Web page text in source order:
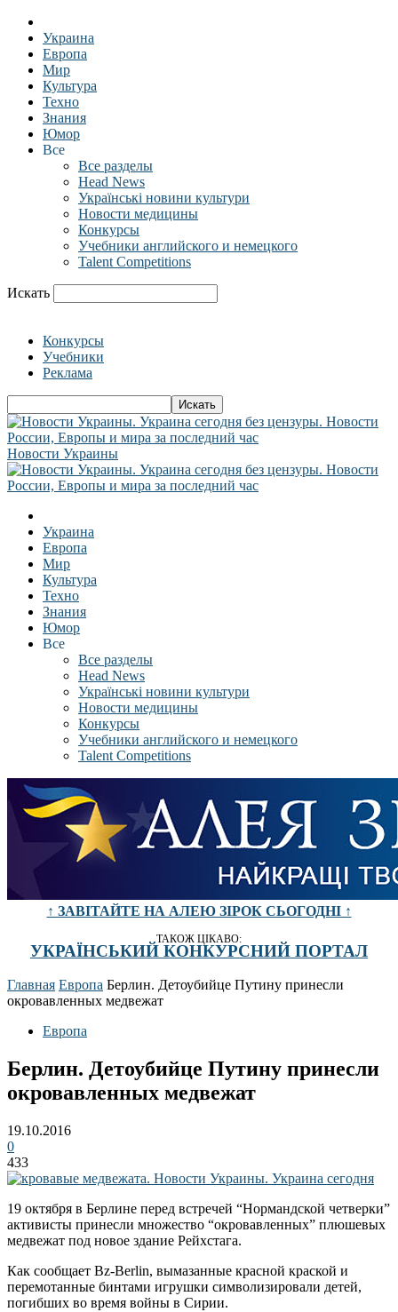
Украина
Европа
Мир
Культура
Техно
Знания
Юмор
Все
Все разделы
Head News
Українські новини культури
Новости медицины
Конкурсы
Учебники английского и немецкого
Talent Competitions
Искать
Конкурсы
Учебники
Реклама
Новости Украины
Украина
Европа
Мир
Культура
Техно
Знания
Юмор
Все
Все разделы
Head News
Українські новини культури
Новости медицины
Конкурсы
Учебники английского и немецкого
Talent Competitions
↑ ЗАВІТАЙТЕ НА АЛЕЮ ЗІРОК СЬОГОДНІ ↑
ТАКОЖ ЦІКАВО:
УКРАЇНСЬКИЙ КОНКУРСНИЙ ПОРТАЛ
Главная Европа Берлин. Детоубийце Путину принесли
окровавленных медвежат
Европа
Берлин. Детоубийце Путину принесли
окровавленных медвежат
19.10.2016
0
433
19 октября в Берлине перед встречей “Нормандской четверки”
активисты принесли множество “окровавленных” плюшевых
медвежат под новое здание Рейхстага.
Как сообщает Bz-Berlin, вымазанные красной краской и
перемотанные бинтами игрушки символизировали детей,
погибших во время войны в Сирии.